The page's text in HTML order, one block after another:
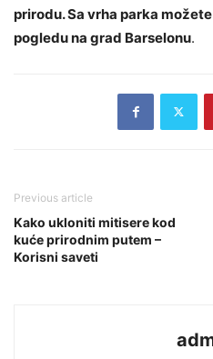
prirodu. Sa vrha parka
pogledu na grad Barselonu.
Previous article
Kako ukloniti mitisere kod
kuće prirodnim putem –
Korisni saveti